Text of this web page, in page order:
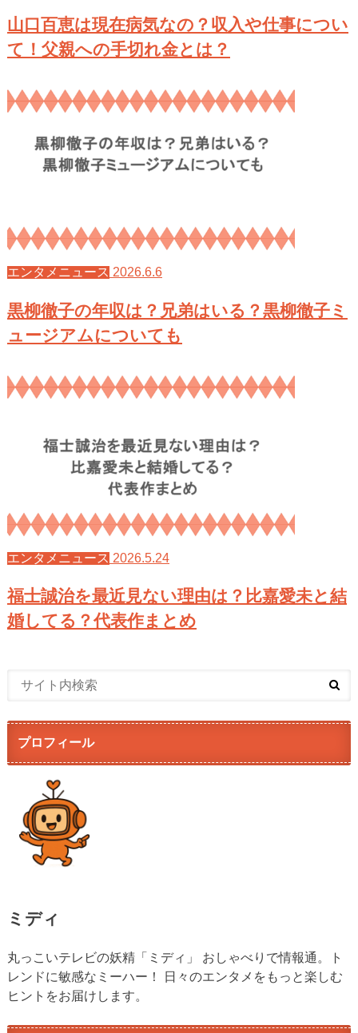
山口百恵は現在病気なの？収入や仕事につい
て！父親への手切れ金とは？
エンタメニュース 2026.6.6
黒柳徹子の年収は？兄弟はいる？黒柳徹子ミ
ュージアムについても
エンタメニュース 2026.5.24
福士誠治を最近見ない理由は？比嘉愛未と結
婚してる？代表作まとめ
プロフィール
ミディ
丸っこいテレビの妖精「ミディ」 おしゃべりで情報通。ト
レンドに敏感なミーハー！ 日々のエンタメをもっと楽しむ
ヒントをお届けします。